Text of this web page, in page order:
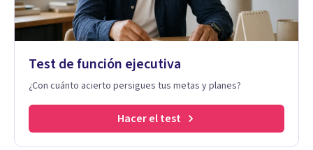
Test de función ejecutiva
¿Con cuánto acierto persigues tus metas y planes?
Hacer el test